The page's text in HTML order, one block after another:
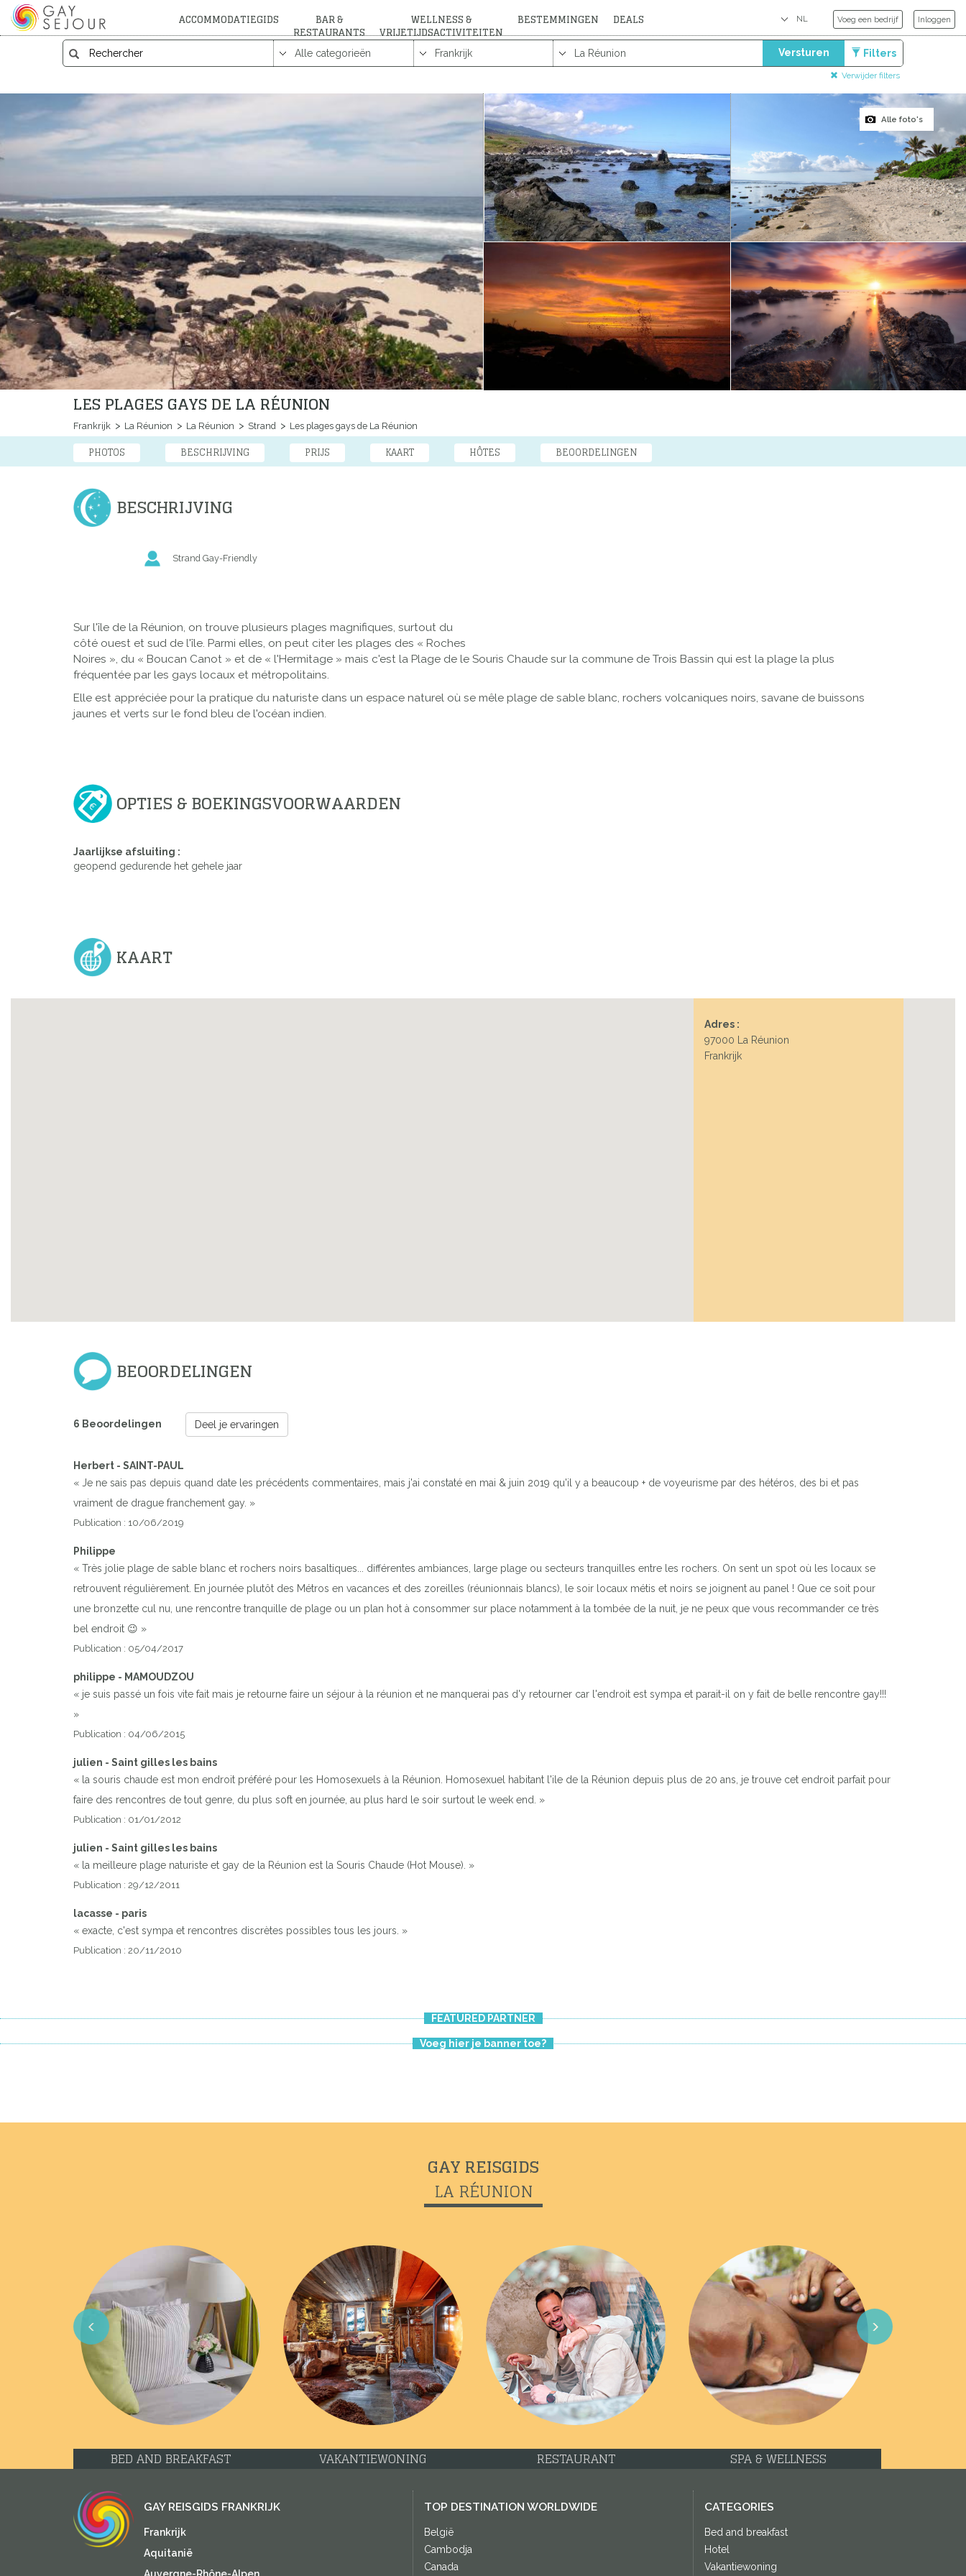
ACCOMMODATIEGIDS BAR &
RESTAURANTS
WELLNESS &
VRIJETIJDSACTIVITEITEN
BESTEMMINGEN DEALS Voeg een bedrijf Inloggen
Versturen Filters
Verwijder filters
Previous
Alle foto's
LES PLAGES GAYS DE LA RÉUNION
Frankrijk La Réunion La Réunion Strand Les plages gays de La Réunion
PHOTOS BESCHRIJVING PRIJS KAART HÔTES BEOORDELINGEN
BESCHRIJVING
Strand Gay-Friendly
Sur l'île de la Réunion, on trouve plusieurs plages magnifiques, surtout du
côté ouest et sud de l'île. Parmi elles, on peut citer les plages des « Roches
Noires », du « Boucan Canot » et de « l'Hermitage » mais c'est la Plage de le Souris Chaude sur la commune de Trois Bassin qui est la plage la plus
fréquentée par les gays locaux et métropolitains.
Elle est appréciée pour la pratique du naturiste dans un espace naturel où se mêle plage de sable blanc, rochers volcaniques noirs, savane de buissons
jaunes et verts sur le fond bleu de l'océan indien.
OPTIES & BOEKINGSVOORWAARDEN
Jaarlijkse afsluiting :
geopend gedurende het gehele jaar
KAART
Adres :
97000 La Réunion
Frankrijk
BEOORDELINGEN
6 Beoordelingen Deel je ervaringen
Herbert - SAINT-PAUL
« Je ne sais pas depuis quand date les précédents commentaires, mais j'ai constaté en mai & juin 2019 qu'il y a beaucoup + de voyeurisme par des hétéros, des bi et pas
vraiment de drague franchement gay. »
Publication : 10/06/2019
Philippe
« Très jolie plage de sable blanc et rochers noirs basaltiques... différentes ambiances, large plage ou secteurs tranquilles entre les rochers. On sent un spot où les locaux se
retrouvent régulièrement. En journée plutôt des Métros en vacances et des zoreilles (réunionnais blancs), le soir locaux métis et noirs se joignent au panel ! Que ce soit pour
une bronzette cul nu, une rencontre tranquille de plage ou un plan hot à consommer sur place notamment à la tombée de la nuit, je ne peux que vous recommander ce très
bel endroit 😉 »
Publication : 05/04/2017
philippe - MAMOUDZOU
« je suis passé un fois vite fait mais je retourne faire un séjour à la réunion et ne manquerai pas d'y retourner car l'endroit est sympa et parait-il on y fait de belle rencontre gay!!!
»
Publication : 04/06/2015
julien - Saint gilles les bains
« la souris chaude est mon endroit préféré pour les Homosexuels à la Réunion. Homosexuel habitant l'ile de la Réunion depuis plus de 20 ans, je trouve cet endroit parfait pour
faire des rencontres de tout genre, du plus soft en journée, au plus hard le soir surtout le week end. »
Publication : 01/01/2012
julien - Saint gilles les bains
« la meilleure plage naturiste et gay de la Réunion est la Souris Chaude (Hot Mouse). »
Publication : 29/12/2011
lacasse - paris
« exacte, c'est sympa et rencontres discrètes possibles tous les jours. »
Publication : 20/11/2010
FEATURED PARTNER
Voeg hier je banner toe?
GAY REISGIDS
LA RÉUNION
Previous Next
BED AND BREAKFAST VAKANTIEWONING RESTAURANT SPA & WELLNESS
GAY REISGIDS FRANKRIJK
Frankrijk
Aquitanië
TOP DESTINATION WORLDWIDE
België
Cambodja
Canada
CATEGORIES
Bed and breakfast
Hotel
Vakantiewoning